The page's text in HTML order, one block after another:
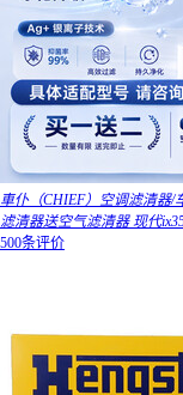
車仆（CHIEF）空调滤清器/
滤清器送空气滤清器 现代
500条评价